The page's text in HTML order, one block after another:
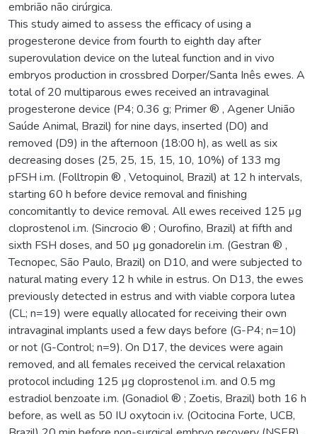
embrião não cirúrgica.
This study aimed to assess the efficacy of using a
progesterone device from fourth to eighth day after
superovulation device on the luteal function and in vivo
embryos production in crossbred Dorper/Santa Inês ewes. A
total of 20 multiparous ewes received an intravaginal
progesterone device (P4; 0.36 g; Primer ® , Agener União
Saúde Animal, Brazil) for nine days, inserted (D0) and
removed (D9) in the afternoon (18:00 h), as well as six
decreasing doses (25, 25, 15, 15, 10, 10%) of 133 mg
pFSH i.m. (Folltropin ® , Vetoquinol, Brazil) at 12 h intervals,
starting 60 h before device removal and finishing
concomitantly to device removal. All ewes received 125 µg
cloprostenol i.m. (Sincrocio ® ; Ourofino, Brazil) at fifth and
sixth FSH doses, and 50 µg gonadorelin i.m. (Gestran ® ,
Tecnopec, São Paulo, Brazil) on D10, and were subjected to
natural mating every 12 h while in estrus. On D13, the ewes
previously detected in estrus and with viable corpora lutea
(CL; n=19) were equally allocated for receiving their own
intravaginal implants used a few days before (G-P4; n=10)
or not (G-Control; n=9). On D17, the devices were again
removed, and all females received the cervical relaxation
protocol including 125 µg cloprostenol i.m. and 0.5 mg
estradiol benzoate i.m. (Gonadiol ® ; Zoetis, Brazil) both 16 h
before, as well as 50 IU oxytocin i.v. (Ocitocina Forte, UCB,